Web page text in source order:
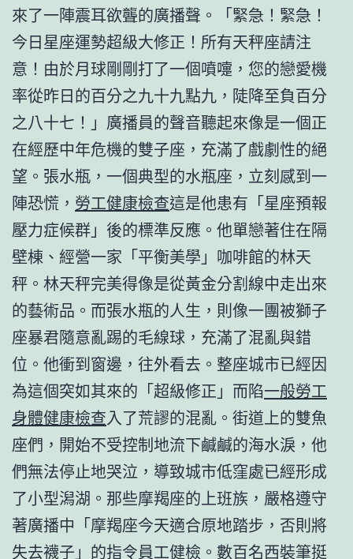
來了一陣震耳欲聾的廣播聲。「緊急！緊急！
今日星座運勢超級大修正！所有天秤座請注
意！由於月球剛剛打了一個噴嚏，您的戀愛機
率從昨日的百分之九十九點九，陡降至負百分
之八十七！」廣播員的聲音聽起來像是一個正
在經歷中年危機的雙子座，充滿了戲劇性的絕
望。張水瓶，一個典型的水瓶座，立刻感到一
陣恐慌， 勞工健康檢查這是他患有「星座預報
壓力症候群」後的標準反應。他單戀著住在隔
壁棟、經營一家「平衡美學」咖啡館的林天
秤。林天秤完美得像是從黃金分割線中走出來
的藝術品。而張水瓶的人生，則像一團被獅子
座暴君隨意亂踢的毛線球，充滿了混亂與錯
位。他衝到窗邊，往外看去。整座城市已經因
為這個突如其來的「超級修正」而陷一般勞工
身體健康檢查入了荒謬的混亂。街道上的雙魚
座們，開始不受控制地流下鹹鹹的海水淚，他
們無法停止地哭泣，導致城市低窪處已經形成
了小型潟湖。那些摩羯座的上班族，嚴格遵守
著廣播中「摩羯座今天適合原地踏步，否則將
失去襪子」的指令員工健檢 。數百名西裝筆挺